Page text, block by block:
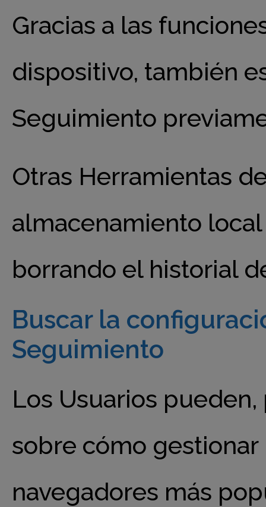
Gracias a las
dispositivo, también
Seguimiento
Otras Herramientas
almacenamiento
borrando el historial
Buscar la
Seguimiento
Los Usuarios
sobre cómo
navegadores más